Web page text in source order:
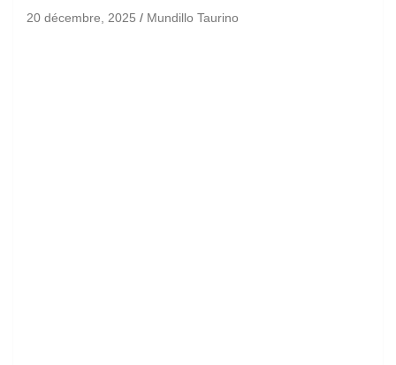
20 décembre, 2025 Mundillo Taurino